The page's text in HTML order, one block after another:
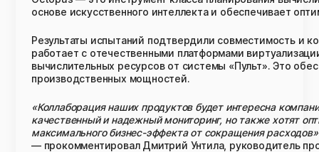
основе искусственного интеллекта и обеспечивает
Результаты испытаний подтвердили совместимость и
работает с отечественными платформами
вычислительных ресурсов от системы «Пульт». Это
производственных мощностей.
«Коллаборация наших продуктов будет интересна
качественный и надежный мониторинг, но также хотят
максимального бизнес-эффекта от сокращения расходов»
— прокомментировал Дмитрий Унтила, руководитель